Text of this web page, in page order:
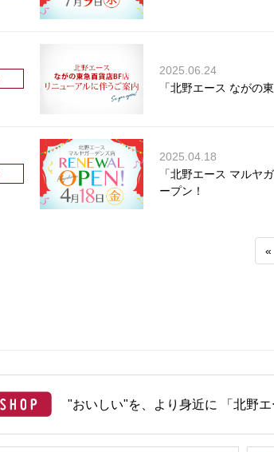
2025.06.24
「北野エース ながの
2025.04.18
「北野エース マルヤ
ープン！
«
"おいしい"を、より身近に 「北野